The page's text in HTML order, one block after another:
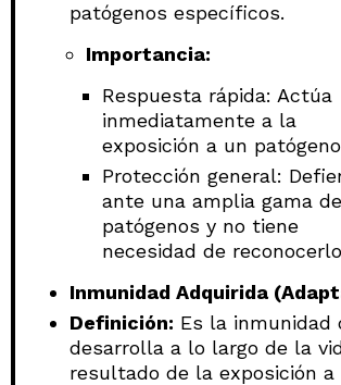
patógenos específicos.
Importancia:
Respuesta rápida: Actúa
inmediatamente a la
exposición a un
Protección general:
ante una amplia gama de
patógenos y no tiene
necesidad de
Inmunidad Adquirida
Definición: Es la inmunidad
desarrolla a lo largo de la
resultado de la exposición a